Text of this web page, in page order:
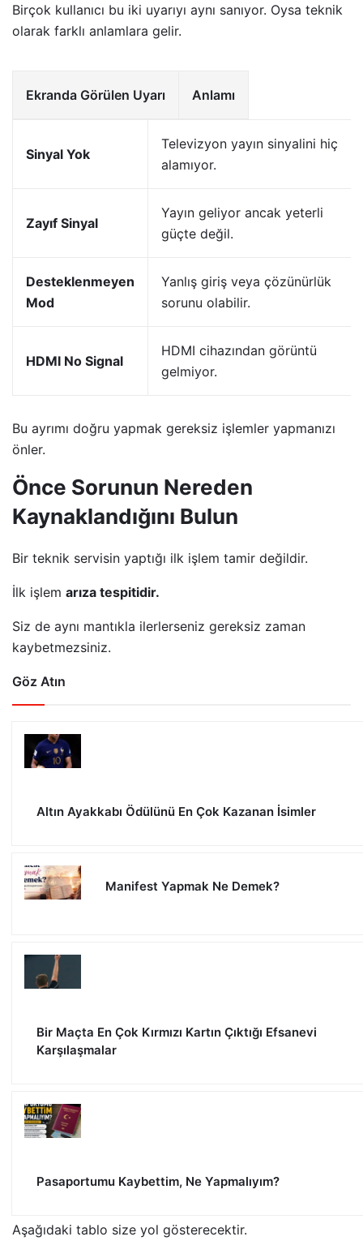
Birçok kullanıcı bu iki uyarıyı aynı sanıyor. Oysa teknik
olarak farklı anlamlara gelir.
Ekranda Görülen Uyarı Anlamı
Sinyal Yok
Televizyon yayın sinyalini hiç
alamıyor.
Zayıf Sinyal
Yayın geliyor ancak yeterli
güçte değil.
Desteklenmeyen
Mod
Yanlış giriş veya çözünürlük
sorunu olabilir.
HDMI No Signal
HDMI cihazından görüntü
gelmiyor.
Bu ayrımı doğru yapmak gereksiz işlemler yapmanızı
önler.
Önce Sorunun Nereden
Kaynaklandığını Bulun
Bir teknik servisin yaptığı ilk işlem tamir değildir.
İlk işlem arıza tespitidir.
Siz de aynı mantıkla ilerlerseniz gereksiz zaman
kaybetmezsiniz.
Göz Atın
Altın Ayakkabı Ödülünü En Çok Kazanan İsimler
Manifest Yapmak Ne Demek?
Bir Maçta En Çok Kırmızı Kartın Çıktığı Efsanevi
Karşılaşmalar
Pasaportumu Kaybettim, Ne Yapmalıyım?
Aşağıdaki tablo size yol gösterecektir.